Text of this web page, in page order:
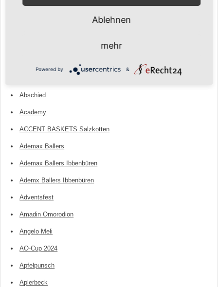
Abschied
Academy
ACCENT BASKETS Salzkotten
Ademax Ballers
Ademax Ballers Ibbenbüren
Ademx Ballers Ibbenbüren
Adventsfest
Amadin Omorodion
Angelo Meli
AO-Cup 2024
Apfelpunsch
Aplerbeck
Ablehnen
mehr
Powered by &